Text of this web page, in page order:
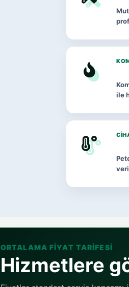
ile
ORTALAMA FIYAT TARIFESI
Hizmetlere